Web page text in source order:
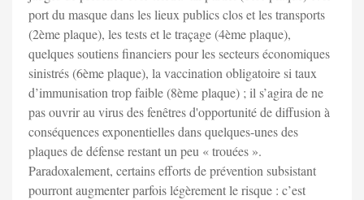
port du masque dans les lieux publics clos et les transports
(2ème plaque), les tests et le traçage (4ème plaque),
quelques soutiens financiers pour les secteurs économiques
sinistrés (6ème plaque), la vaccination obligatoire si taux
d’immunisation trop faible (8ème plaque) ; il s’agira de ne
pas ouvrir au virus des fenêtres d'opportunité de diffusion à
conséquences exponentielles dans quelques-unes des
plaques de défense restant un peu « trouées ».
Paradoxalement, certains efforts de prévention subsistant
pourront augmenter parfois légèrement le risque : c’est